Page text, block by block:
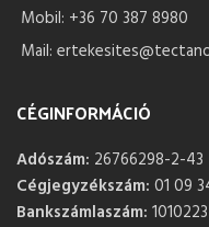
Mobil: +36 70 387 8980
Mail:
CÉGINFORMÁCIÓ
Adószám: 26766298-2-43
Cégjegyzékszám: 01 09
Bankszámlaszám: